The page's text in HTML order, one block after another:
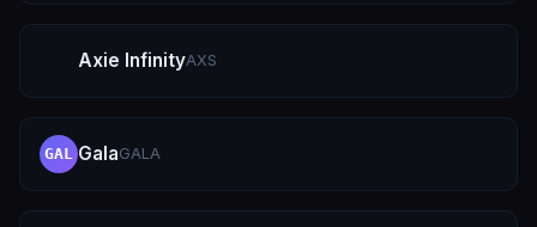
Axie InfinityAXS
GAL GalaGALA